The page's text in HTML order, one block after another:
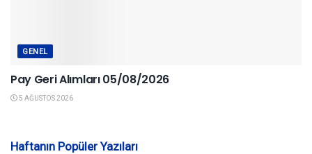
GENEL
Pay Geri Alımları 05/08/2026
5 AĞUSTOS 2026
Haftanın Popüler Yazıları